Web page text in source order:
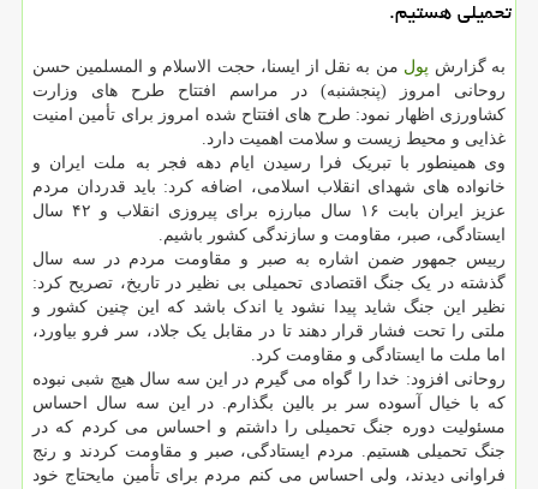
تحمیلی هستیم.
به گزارش پول من به نقل از ایسنا، حجت الاسلام و المسلمین حسن
روحانی امروز (پنجشنبه) در مراسم افتتاح طرح های وزارت
کشاورزی اظهار نمود: طرح های افتتاح شده امروز برای تأمین امنیت
غذایی و محیط زیست و سلامت اهمیت دارد.
وی همینطور با تبریک فرا رسیدن ایام دهه فجر به ملت ایران و
خانواده های شهدای انقلاب اسلامی، اضافه کرد: باید قدردان مردم
عزیز ایران بابت ۱۶ سال مبارزه برای پیروزی انقلاب و ۴۲ سال
ایستادگی، صبر، مقاومت و سازندگی کشور باشیم.
رییس جمهور ضمن اشاره به صبر و مقاومت مردم در سه سال
گذشته در یک جنگ اقتصادی تحمیلی بی نظیر در تاریخ، تصریح کرد:
نظیر این جنگ شاید پیدا نشود یا اندک باشد که این چنین کشور و
ملتی را تحت فشار قرار دهند تا در مقابل یک جلاد، سر فرو بیاورد،
اما ملت ما ایستادگی و مقاومت کرد.
روحانی افزود: خدا را گواه می گیرم در این سه سال هیچ شبی نبوده
که با خیال آسوده سر بر بالین بگذارم. در این سه سال احساس
مسئولیت دوره جنگ تحمیلی را داشتم و احساس می کردم که در
جنگ تحمیلی هستیم. مردم ایستادگی، صبر و مقاومت کردند و رنج
فراوانی دیدند، ولی احساس می کنم مردم برای تأمین مایحتاج خود